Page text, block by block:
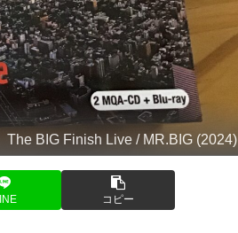
The BIG Finish Live / MR.BIG (2024)
コピー